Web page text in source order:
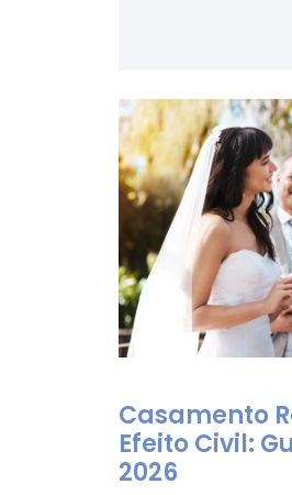
Casamento
Efeito Civil:
2026